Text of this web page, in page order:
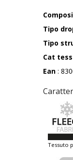
Tipo
Tipo
Cat tess
Ean :
tessuto